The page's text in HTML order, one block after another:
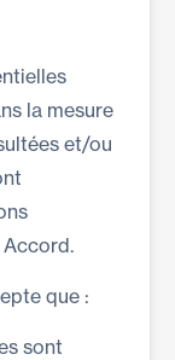
la mesure
et/ou
que :
sont